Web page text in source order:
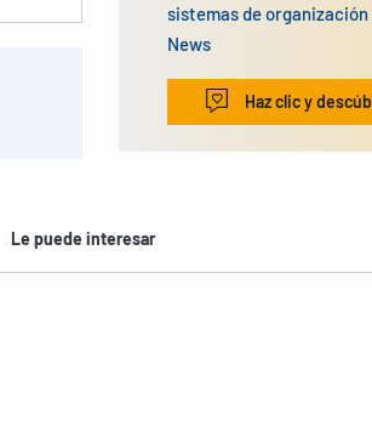
sistemas de organización
News
Haz clic y
Le puede interesar